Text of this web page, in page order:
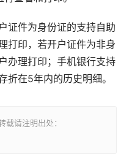
件为身份证的支持自助
打印，若开户证件为非身
办理打印；手机银行支持
折在5年内的历史明细。
请注明出处：